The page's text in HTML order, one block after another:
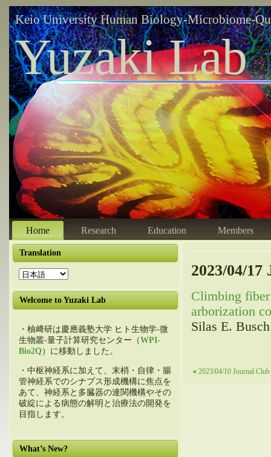
Keio University Human Biology-Microbiome-
Yuzaki Lab
Home Research Education Members
Translation
Welcome to Yuzaki Lab
・柚﨑研は慶應義塾大学 ヒト生物学-微
生物叢-量子計算研究センター（WPI-
Bio2Q）に移動しました。
・中枢神経系に加えて、末梢・自律・腸
管神経系でのシナプス形成機構に焦点を
あて、神経系と多臓器の連関機構やその
破綻による病態の解明と治療法の開発を
目指します。
What’s New?
2023/04/
Climbing
arborization
Silas E.
« 2023/04/10 Journal